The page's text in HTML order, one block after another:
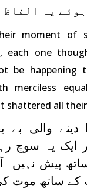
یہ الفاظ
moment of
each one
be happening
merciless
shattered all
دینے والی بے
ایک یہ سوچ
پیش نہیں
کے ساتھ موت